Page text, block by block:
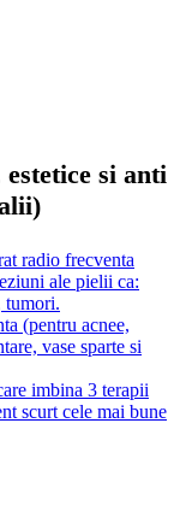
si anti
radio frecventa
ale pielii ca:
tumori.
(pentru acnee,
vase sparte si
imbina 3 terapii
scurt cele mai bune